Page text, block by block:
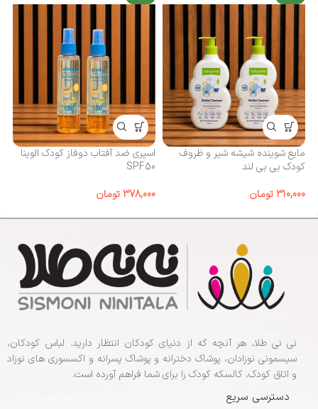
مایع شوینده شیشه شیر و ظروف
کودک بی‌ بی لند
310,000تومان
اسپری ضد آفتاب دوفاز کودک الوینا
SPF50
378,000تومان
نی نی طلا، هر آنچه که از دنیای کودکان انتظار دارید. لباس کودکان،
سیسمونی نوزادان، پوشاک دخترانه و پوشاک پسرانه و اکسسوری های نوزاد
و اتاق کودک، کالسکه کودک را برای شما فراهم آورده است.
دسترسی سریع